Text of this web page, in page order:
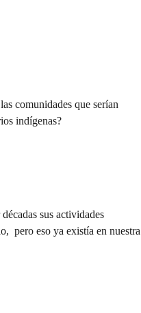
comunidades que serían
indígenas?
sus actividades
pero eso ya existía en nuestra